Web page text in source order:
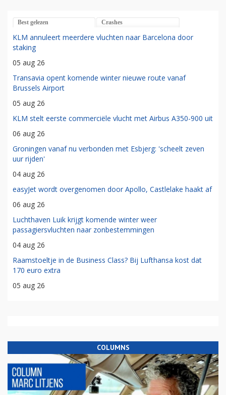
Best gelezen Crashes
KLM annuleert meerdere vluchten naar Barcelona door
staking
05 aug 26
Transavia opent komende winter nieuwe route vanaf
Brussels Airport
05 aug 26
KLM stelt eerste commerciële vlucht met Airbus A350-900 uit
06 aug 26
Groningen vanaf nu verbonden met Esbjerg: 'scheelt zeven
uur rijden'
04 aug 26
easyJet wordt overgenomen door Apollo, Castlelake haakt af
06 aug 26
Luchthaven Luik krijgt komende winter weer
passagiersvluchten naar zonbestemmingen
04 aug 26
Raamstoeltje in de Business Class? Bij Lufthansa kost dat
170 euro extra
05 aug 26
COLUMNS